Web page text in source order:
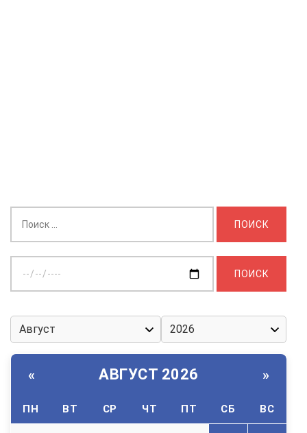
дату:
« АВГУСТ 2026 »
ПН ВТ СР ЧТ ПТ СБ ВС